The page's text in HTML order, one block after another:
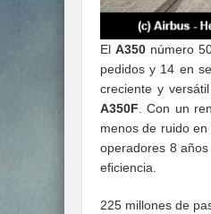
El A350número
pedidos y 14 en
creciente y
A350F. Con un
menos de ruido
operadores 8
eficiencia.
225 millones de